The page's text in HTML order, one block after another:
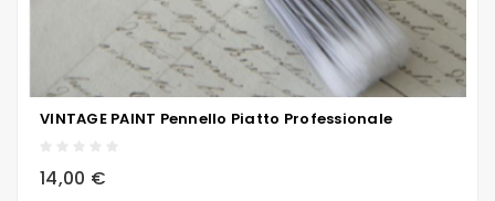
VINTAGE PAINT Pennello Piatto Professionale
14,00 €
local_grocery_store